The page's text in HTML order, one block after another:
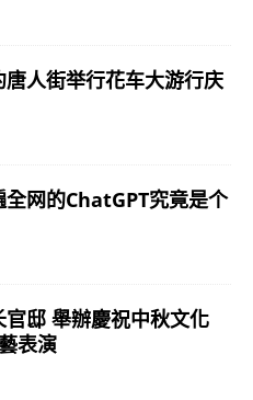
唐人街举行花车大游行庆
全网的ChatGPT究竟是个
官邸 舉辦慶祝中秋文化
表演